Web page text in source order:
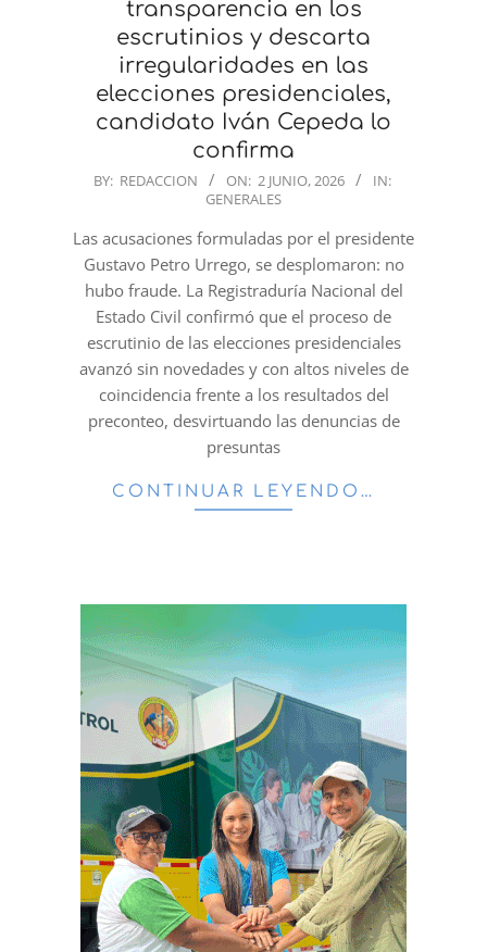
transparencia en los
escrutinios y descarta
irregularidades en las
elecciones presidenciales,
candidato Iván Cepeda lo
confirma
2026-
02
BY: REDACCION ON: 2 JUNIO, 2026
IN:
GENERALES
Las acusaciones formuladas por el presidente
Gustavo Petro Urrego, se desplomaron: no
hubo fraude. La Registraduría Nacional del
Estado Civil confirmó que el proceso de
escrutinio de las elecciones presidenciales
avanzó sin novedades y con altos niveles de
coincidencia frente a los resultados del
preconteo, desvirtuando las denuncias de
presuntas
CONTINUAR LEYENDO…